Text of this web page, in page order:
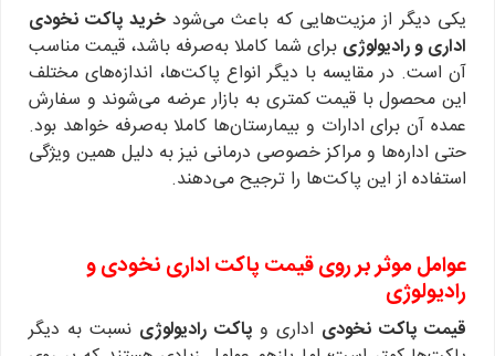
یکی دیگر از مزیت‌هایی که باعث می‌شودخرید پاکت نخودی
اداری و رادیولوژی برای شما کاملا به‌صرفه باشد، قیمت مناسب
آن است. در مقایسه با دیگر انواع پاکت‌ها، اندازه‌های مختلف
این محصول با قیمت کمتری به بازار عرضه می‌شوند و سفارش
عمده آن برای ادارات و بیمارستان‌ها کاملا به‌صرفه خواهد بود.
حتی اداره‌ها و مراکز خصوصی درمانی نیز به دلیل همین ویژگی
استفاده از این پاکت‌ها را ترجیح می‌دهند.
عوامل موثر بر رویقیمت پاکت اداری نخودی و
رادیولوژی
قیمت پاکت نخودی اداری و پاکت رادیولوژی نسبت به دیگر